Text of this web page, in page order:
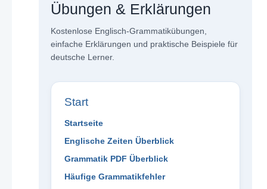
Übungen & Erklärungen
Kostenlose Englisch-Grammatikübungen,
einfache Erklärungen und praktische Beispiele für
deutsche Lerner.
Start
Startseite
Englische Zeiten Überblick
Grammatik PDF Überblick
Häufige Grammatikfehler